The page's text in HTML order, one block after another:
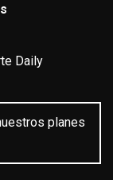
Daily
planes